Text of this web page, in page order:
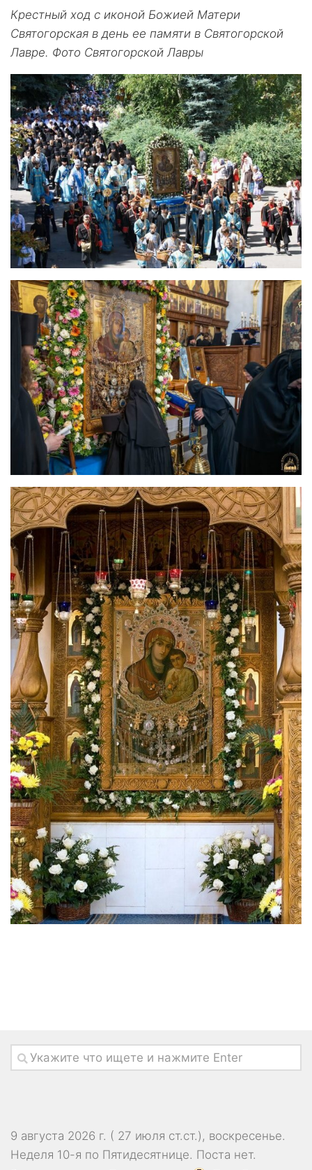
Крестный ход с иконой Божией Матери
Святогорская в день ее памяти в Святогорской
Лавре. Фото Святогорской Лавры
9 августа 2026 г. ( 27 июля ст.ст.), воскресенье.
Неделя 10-я по Пятидесятнице. Поста нет.